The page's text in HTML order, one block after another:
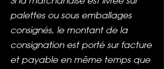
palettes ou sous emballages
consignés, le montant de la
consignation est porté sur facture
et payable en même temps que